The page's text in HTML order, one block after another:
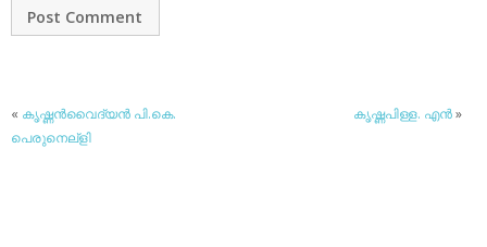
« കൃഷ്ണന്‍വൈദ്യന്‍ പി.കെ.
പെരുനെല്‌ളി
കൃഷ്ണപിള്ള. എന്‍»